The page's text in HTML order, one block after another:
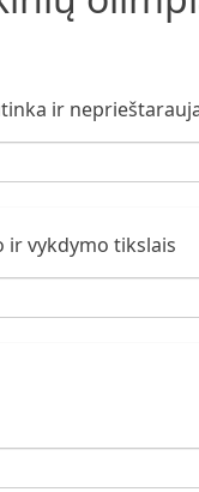
ir
ir vykdymo tikslais